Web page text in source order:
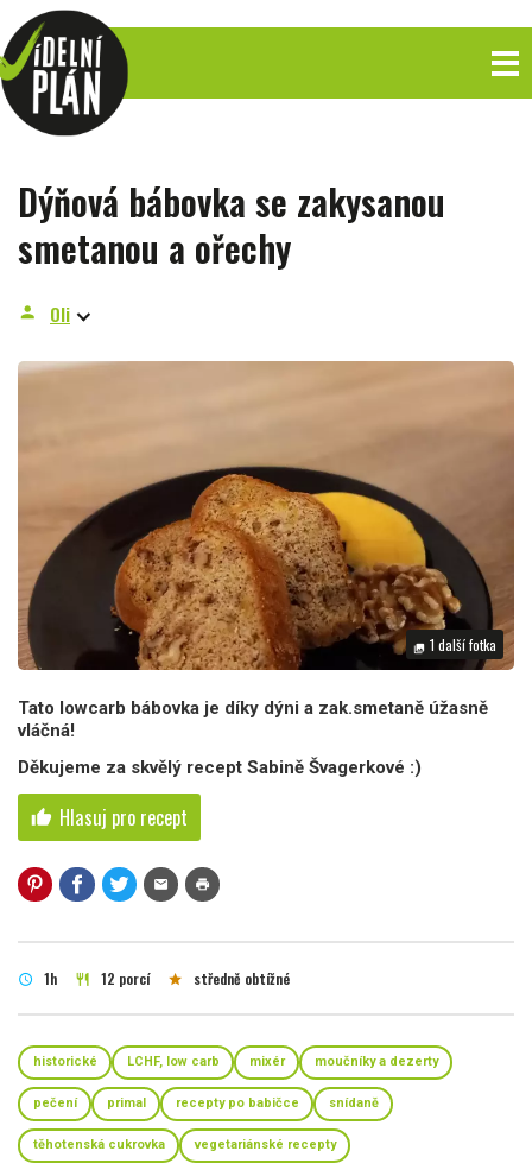
Dýňová bábovka se zakysanou
smetanou a ořechy
person Oli
photo_library 1 další fotka
Tato lowcarb bábovka je díky dýni a zak.smetaně úžasně
vláčná!
Děkujeme za skvělý recept Sabině Švagerkové :)
thumb_up Hlasuj pro recept
mail print
schedule 1h restaurant 12 porcí star středně obtížné
historické LCHF, low carb mixér moučníky a dezerty
pečení primal recepty po babičce snídaně
těhotenská cukrovka vegetariánské recepty